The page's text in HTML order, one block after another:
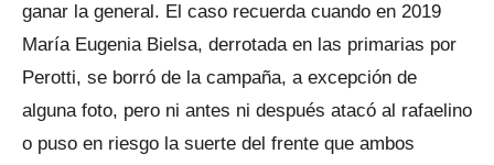
ganar la general. El caso recuerda cuando en 2019
María Eugenia Bielsa, derrotada en las primarias por
Perotti, se borró de la campaña, a excepción de
alguna foto, pero ni antes ni después atacó al rafaelino
o puso en riesgo la suerte del frente que ambos